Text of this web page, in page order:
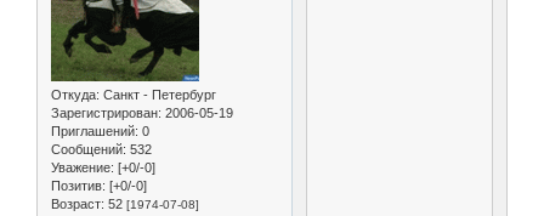
Откуда: Санкт - Петербург
Зарегистрирован: 2006-05-19
Приглашений: 0
Сообщений: 532
Уважение: [+0/-0]
Позитив: [+0/-0]
Возраст: 52 [1974-07-08]